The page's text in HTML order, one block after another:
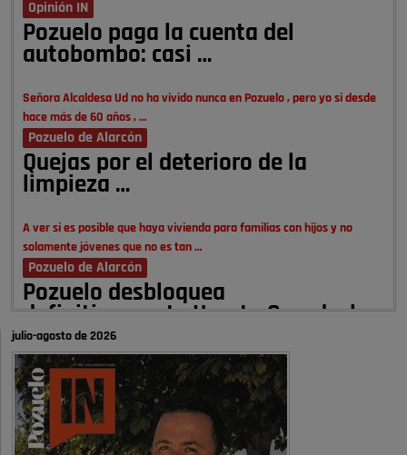
Opinión IN
Pozuelo paga la cuenta del
autobombo: casi …
Señora Alcaldesa Ud no ha vivido nunca en Pozuelo , pero yo si desde
hace más de 60 años , …
Pozuelo de Alarcón
Quejas por el deterioro de la
limpieza …
A ver si es posible que haya vivienda para familias con hijos y no
solamente jóvenes que no es tan …
Pozuelo de Alarcón
Pozuelo desbloquea
definitivamente Huerta Grande: las
obras …
Donde pueden inscribirse las personas empadronados en Pozuelo para
la vivienda asequible .
Pozuelo de Alarcón
Pozuelo desbloquea
julio-agosto de 2026